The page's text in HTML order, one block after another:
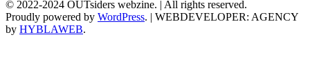
© 2022-2024 OUTsiders webzine. | All rights reserved.
Proudly powered by WordPress. | WEBDEVELOPER: AGENCY
by HYBLAWEB.